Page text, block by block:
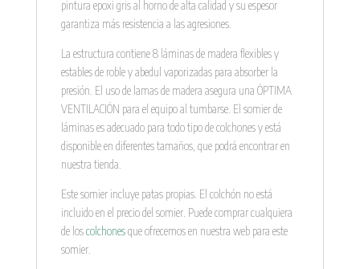
pintura epoxi gris al horno de alta calidad y su espesor
garantiza más resistencia a las agresiones.
La estructura contiene 8 láminas de madera flexibles y
estables de roble y abedul vaporizadas para absorber la
presión. El uso de lamas de madera asegura una ÓPTIMA
VENTILACIÓN para el equipo al tumbarse. El somier de
láminas es adecuado para todo tipo de colchones y está
disponible en diferentes tamaños, que podrá encontrar en
nuestra tienda.
Este somier incluye patas propias. El colchón no está
incluido en el precio del somier. Puede comprar cualquiera
de loscolchonesque ofrecemos en nuestra web para este
somier.